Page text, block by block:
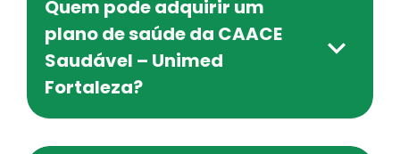
Quem pode adquirir um
plano de saúde da CAACE
Saudável – Unimed
Fortaleza?